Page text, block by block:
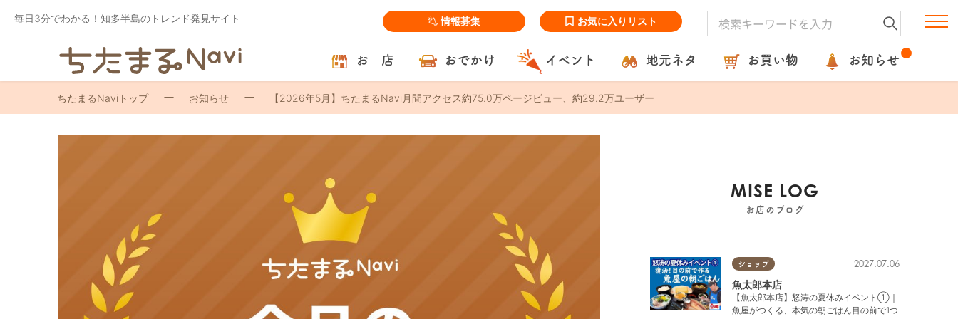
毎日3分でわかる！知多半島のトレンド発見サイト 情報募集 お気に入りリスト
お 店 おでかけ イベント 地元ネタ お買い物 お知らせ
ちたまるNaviトップ お知らせ 【2026年5月】ちたまるNavi月間アクセス約75.0万ページビュー、約29.2万ユーザー
MISE LOG
お店のブログ
ショップ 2027.07.06
魚太郎本店
【魚太郎本店】怒涛の夏休みイベント①｜
魚屋がつくる、本気の朝ごはん目の前で1つ